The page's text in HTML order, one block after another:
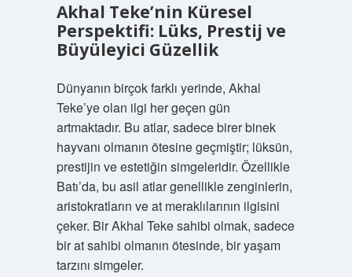
Akhal Teke’nin Küresel
Perspektifi: Lüks, Prestij ve
Büyüleyici Güzellik
Dünyanın birçok farklı yerinde, Akhal
Teke’ye olan ilgi her geçen gün
artmaktadır. Bu atlar, sadece birer binek
hayvanı olmanın ötesine geçmiştir; lüksün,
prestijin ve estetiğin simgeleridir. Özellikle
Batı’da, bu asil atlar genellikle zenginlerin,
aristokratların ve at meraklılarının ilgisini
çeker. Bir Akhal Teke sahibi olmak, sadece
bir at sahibi olmanın ötesinde, bir yaşam
tarzını simgeler.